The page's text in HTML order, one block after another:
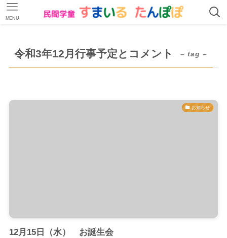
MENU
令和3年12月行事予定とコメント – tag –
お知らせ
12月15日（水） お誕生会